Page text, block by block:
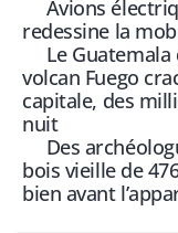
Avions
redessine la
Le Guatemala
volcan Fuego
capitale, des
nuit
Des
bois vieille de
bien avant